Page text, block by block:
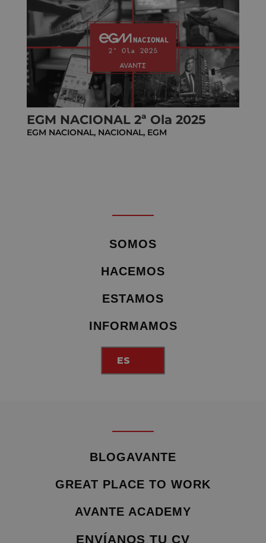
EGM NACIONAL 2ª Ola 2025
EGM NACIONAL, NACIONAL, EGM
SOMOS
HACEMOS
ESTAMOS
INFORMAMOS
ES
BLOGAVANTE
GREAT PLACE TO WORK
AVANTE ACADEMY
ENVÍANOS TU CV